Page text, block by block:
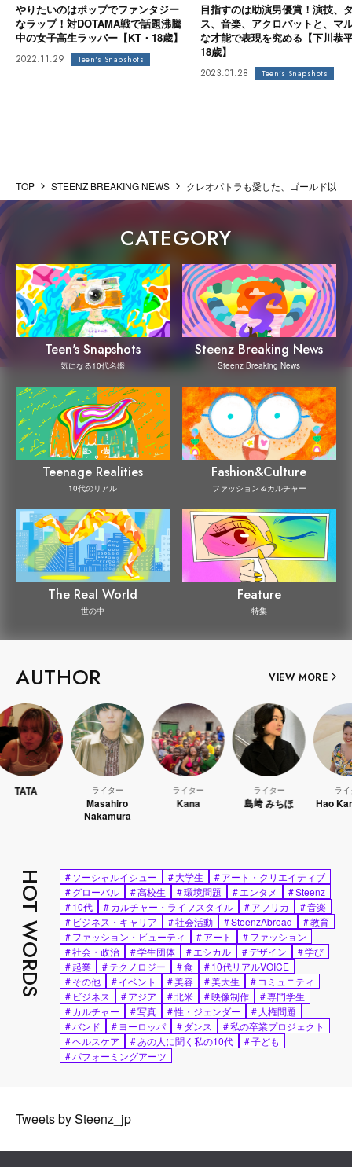
やりたいのはポップでファンタジー
なラップ！対DOTAMA戦で話題沸騰
中の女子高生ラッパー【KT・18歳】
2022.11.29 Teen's Snapshots
目指すのは助演男優賞！演技、
ス、音楽、アクロバットと、マ
な才能で表現を究める【下川恭
18歳】
2023.01.28 Teen's Snapshots
TOP STEENZ BREAKING NEWS クレオパトラも愛した、ゴールド以
CATEGORY
Teen's Snapshots
気になる10代名鑑
Steenz Breaking News
Steenz Breaking News
Teenage Realities
10代のリアル
Fashion&Culture
ファッション＆カルチャー
The Real World
世の中
Feature
特集
AUTHOR VIEW MORE
Masahiro
Nakamura
島﨑 みちほ Hao Kanayama
HOT WORDS #ソーシャルイシュー #大学生 #アート・クリエイティブ
#グローバル #高校生 #環境問題 #エンタメ #Steenz
#10代 #カルチャー・ライフスタイル #アフリカ #音楽
# ビジネス・キャリア #社会活動 #SteenzAbroad #教育
#ファッション・ビューティ #アート #ファッション
#社会・政治 #学生団体 #エシカル #デザイン #学び
#起業 #テクノロジー #食 #10代リアルVOICE
#その他 #イベント #美容 #美大生 # コミュニティ
# ビジネス #アジア #北米 #映像制作 #専門学生
#カルチャー #写真 #性・ジェンダー # 人権問題
#バンド #ヨーロッパ #ダンス #私の卒業プロジェクト
#ヘルスケア #あの人に聞く私の10代 #子ども
#パフォーミングアーツ
Tweets by Steenz_jp